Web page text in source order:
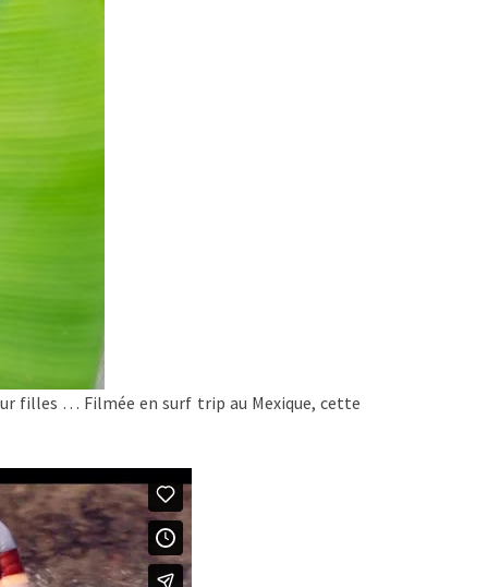
filles … Filmée en surf trip au Mexique, cette